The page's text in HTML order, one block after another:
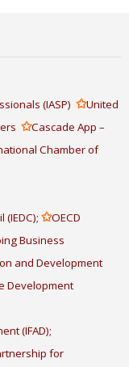
(IASP) ✩United
✩Cascade App –
Chamber of
✩OECD
Business
and Development
Development
(IFAD);
for